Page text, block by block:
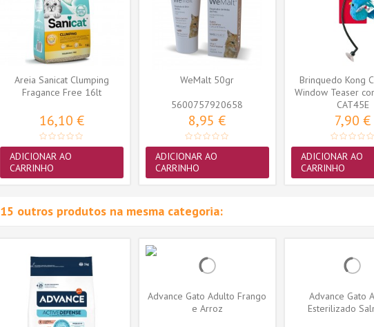
Areia Sanicat Clumping
Fragance Free 16lt
16,10 €
ADICIONAR AO
CARRINHO
WeMalt 50gr
5600757920658
8,95 €
ADICIONAR AO
CARRINHO
Brinquedo Kong
Window Teaser
Cor...
CAT45E
7,90 €
ADICIONAR AO
CARRINHO
15 outros produtos na mesma categoria:
Advance Gato Adulto Frango
e Arroz
Advance Gato
Esterilizado